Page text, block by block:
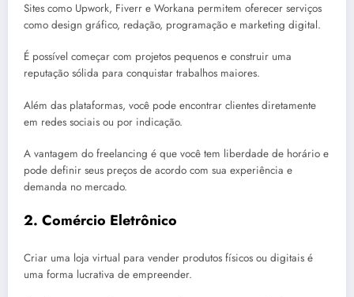
Sites como Upwork, Fiverr e Workana permitem oferecer serviços
como design gráfico, redação, programação e marketing digital.
É possível começar com projetos pequenos e construir uma
reputação sólida para conquistar trabalhos maiores.
Além das plataformas, você pode encontrar clientes diretamente
em redes sociais ou por indicação.
A vantagem do freelancing é que você tem liberdade de horário e
pode definir seus preços de acordo com sua experiência e
demanda no mercado.
2. Comércio Eletrônico
Criar uma loja virtual para vender produtos físicos ou digitais é
uma forma lucrativa de empreender.